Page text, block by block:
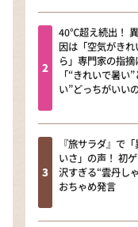
40℃超え続出！
因は「空気がき
ら」専門家の指
「“きれいで暑い
い”どっちがいいの
『旅サラダ』で
いさ」の声！ 初
沢すぎる“雲丹し
おちゃめ発言